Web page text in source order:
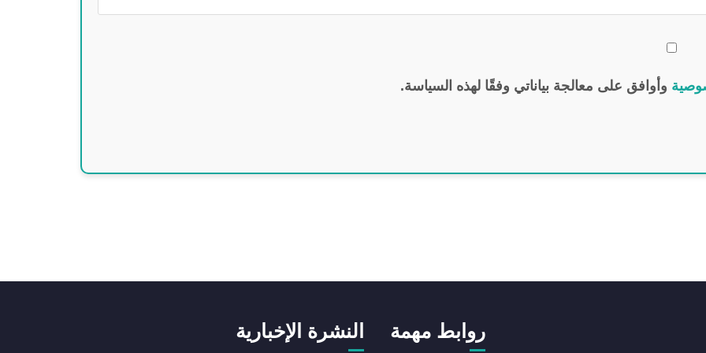
وأوافق على معالجة بياناتي وفقًا لهذه السياسة.
روابط مهمة النشرة الإخبارية